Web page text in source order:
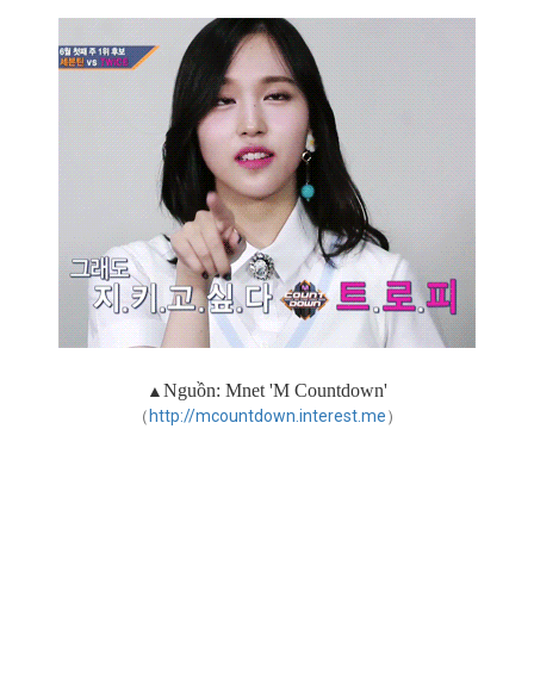
▲Nguồn: Mnet 'M Countdown'
（ http://mcountdown.interest.me）